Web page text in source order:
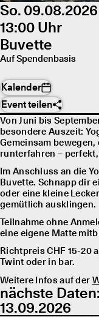
So. 09.08.2026
13:00 Uhr
Buvette
Auf Spendenbasis
Kalender
Event teilen
Von Juni bis
besondere Auszeit:
Gemeinsam
runterfahren –
Im Anschluss an die
Buvette. Schnapp dir
oder eine kleine
gemütlich ausklingen.
Teilnahme ohne
eine eigene Matte
Richtpreis CHF 15-20
Twint oder in bar.
Weitere Infos auf der
nächste Daten:
13.09.2026